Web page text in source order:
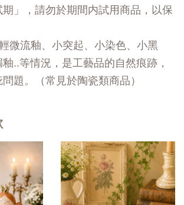
」，請勿於期間内試用商品，以保
微流釉、小突起、小染色、小黑
..等情況，是工藝品的自然痕跡，
題。（常見於陶瓷類商品）